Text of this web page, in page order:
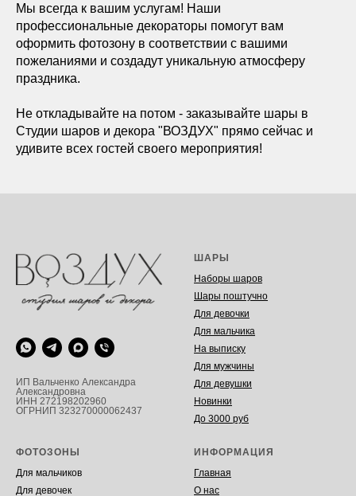
Мы всегда к вашим услугам! Наши
профессиональные декораторы помогут вам
оформить фотозону в соответствии с вашими
пожеланиями и создадут уникальную атмосферу
праздника.
Не откладывайте на потом - заказывайте шары в
Студии шаров и декора "ВОЗДУХ" прямо сейчас и
удивите всех гостей своего мероприятия!
ИП Вальченко Александра
Александровна
ИНН 272198202960
ОГРНИП 323270000062437
ШАРЫ
Наборы шаров
Шары поштучно
Для девочки
Для мальчика
На выписку
Для мужчины
Для девушки
Новинки
До 3000 руб
ФОТОЗОНЫ
Для мальчиков
Для девочек
ИНФОРМАЦИЯ
Главная
О нас